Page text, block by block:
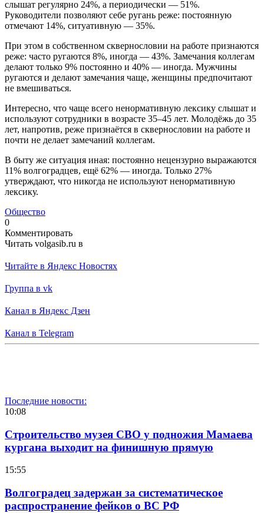
слышат регулярно 24%, а периодически — 51%.
Руководители позволяют себе ругань реже: постоянную
отмечают 14%, ситуативную — 35%.
При этом в собственном сквернословии на работе признаются
реже: часто ругаются 8%, иногда — 43%. Замечания коллегам
делают только 9% постоянно и 40% — иногда. Мужчины
ругаются и делают замечания чаще, женщины предпочитают
не вмешиваться.
Интересно, что чаще всего ненормативную лексику слышат и
используют сотрудники в возрасте 35–45 лет. Молодёжь до 35
лет, напротив, реже признаётся в сквернословии на работе и
почти не делает замечаний коллегам.
В быту же ситуация иная: постоянно нецензурно выражаются
11% волгоградцев, ещё 62% — иногда. Только 27%
утверждают, что никогда не используют ненормативную
лексику.
Общество
0
Комментировать
Читать volgasib.ru в
Читайте в Яндекс Новостях
Группа в vk
Канал в Яндекс Дзен
Канал в Telegram
Последние новости:
10:08
Строительство музея СВО у подножия Мамаева
кургана выходит на финишную прямую
15:55
Волгоградец задержан за систематическое
распространение фейков о ВС РФ